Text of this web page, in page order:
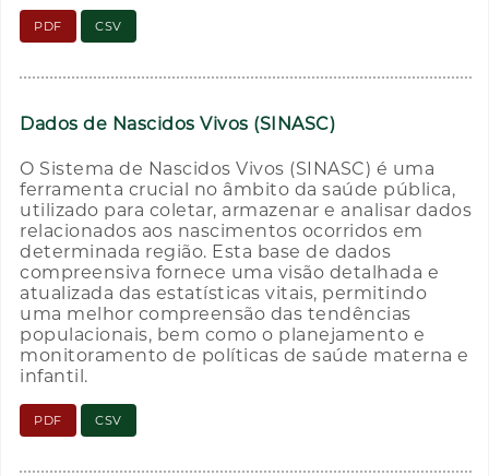
PDF CSV
Dados de Nascidos Vivos (SINASC)
O Sistema de Nascidos Vivos (SINASC) é uma
ferramenta crucial no âmbito da saúde pública,
utilizado para coletar, armazenar e analisar dados
relacionados aos nascimentos ocorridos em
determinada região. Esta base de dados
compreensiva fornece uma visão detalhada e
atualizada das estatísticas vitais, permitindo
uma melhor compreensão das tendências
populacionais, bem como o planejamento e
monitoramento de políticas de saúde materna e
infantil.
PDF CSV